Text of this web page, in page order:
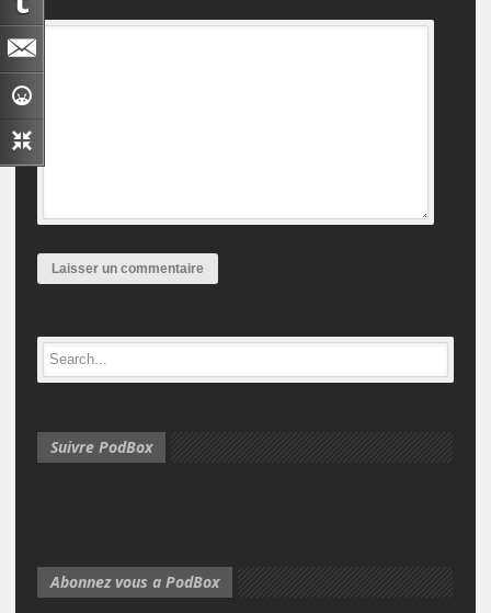
Suivre PodBox
Abonnez vous a PodBox